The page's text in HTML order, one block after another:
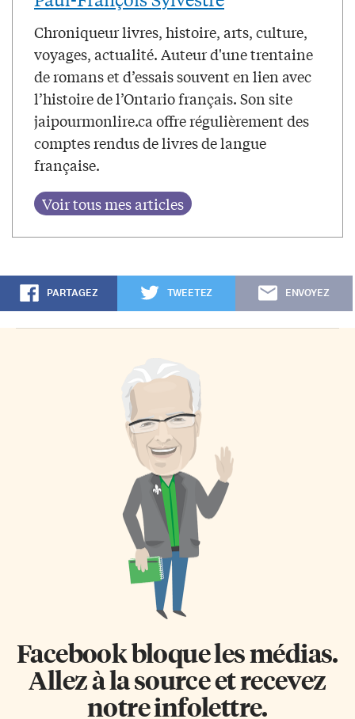
Chroniqueur livres, histoire, arts, culture,
voyages, actualité. Auteur d'une trentaine
de romans et d’essais souvent en lien avec
l’histoire de l’Ontario français. Son site
jaipourmonlire.ca offre régulièrement des
comptes rendus de livres de langue
française.
PARTAGEZ TWEETEZ ENVOYEZ
Facebook bloque les médias.
Allez à la source et recevez
notre infolettre.